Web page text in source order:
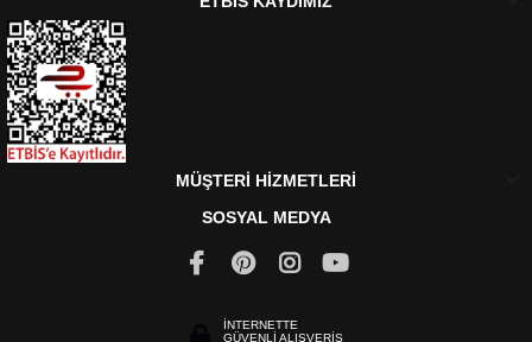
MÜŞTERİ HİZMETLERİ
SOSYAL MEDYA
İNTERNETTE
GÜVENLİ ALIŞVERİŞ